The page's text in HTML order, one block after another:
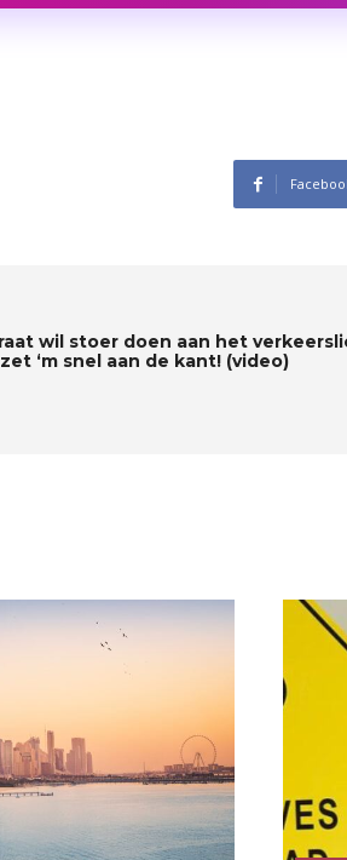
wil stoer doen aan het
‘m snel aan de kant! (video)